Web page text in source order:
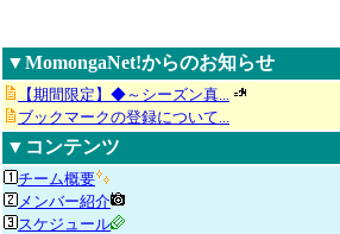
▼MomongaNet!からのお知らせ
【期間限定】◆～シーズン真...
ブックマークの登録について...
▼コンテンツ
チーム概要
メンバー紹介
スケジュール